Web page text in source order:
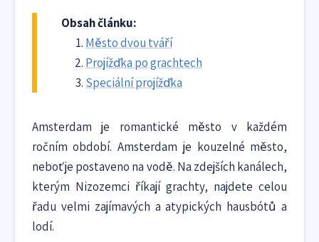
Obsah článku:
Město dvou tváří
Projížďka po grachtech
Speciální projížďka
Amsterdam je romantické město v každém
ročním období. Amsterdam je kouzelné město,
neboť je postaveno na vodě. Na zdejších kanálech,
kterým Nizozemci říkají grachty, najdete celou
řadu velmi zajímavých a atypických hausbótů a
lodí.